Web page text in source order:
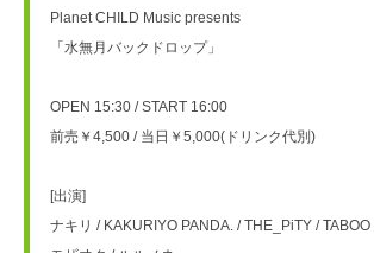
Planet CHILD Music presents
「水無月バックドロップ」
OPEN 15:30 / START 16:00
前売￥4,500 / 当日￥5,000(ドリンク代別)
[出演]
ナキリ / KAKURIYO PANDA. / THE_PiTY /